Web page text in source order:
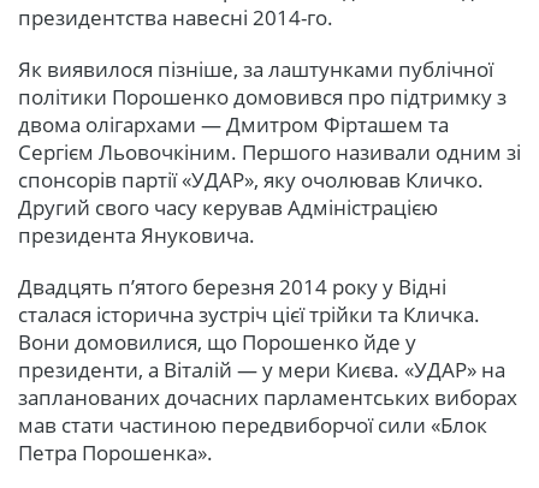
президентства навесні 2014-го.
Як виявилося пізніше, за лаштунками публічної
політики Порошенко домовився про підтримку з
двома олігархами — Дмитром Фірташем та
Сергієм Льовочкіним. Першого називали одним зі
спонсорів партії «УДАР», яку очолював Кличко.
Другий свого часу керував Адміністрацією
президента Януковича.
Двадцять п’ятого березня 2014 року у Відні
сталася історична зустріч цієї трійки та Кличка.
Вони домовилися, що Порошенко йде у
президенти, а Віталій — у мери Києва. «УДАР» на
запланованих дочасних парламентських виборах
мав стати частиною передвиборчої сили «Блок
Петра Порошенка».